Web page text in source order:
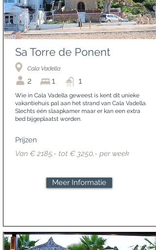
Sa Torre de Ponent
Cala Vadella
2 1 1
Wie in Cala Vadella geweest is kent dit unieke
vakantiehuis pal aan het strand van Cala Vadella.
Slechts één slaapkamer maar er kan een extra
bed bijgeplaatst worden.
Prijzen
Van € 2185,- tot € 3250,- per week
Meer Informatie